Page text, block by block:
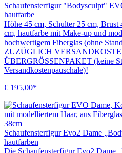
Schaufensterfigur "Bodysculpt"
hautfarbe
Höhe 45 cm, Schulter 25 cm,
cm, hautfarbe mit Make-up und
hochwertigem Fiberglas (ohne
ZUZÜGLICH
ÜBERGRÖSSENPAKET (keine
Versandkostenpauschale)!
€ 195,00*
Schaufensterfigur Evo2 Dame
hautfarben
Die Schaufensterfigur Evo2 Dame